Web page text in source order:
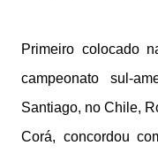
Primeiro colocado
campeonato sul-
Santiago, no Chile,
Corá, concordou